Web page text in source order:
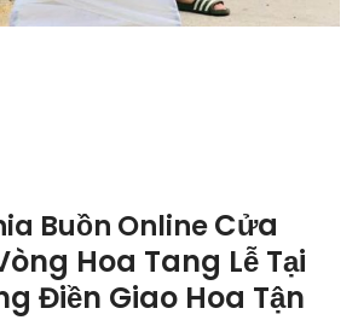
Buồn OnlineCửa
Hoa Tang Lễ Tại
Điền Giao Hoa Tận